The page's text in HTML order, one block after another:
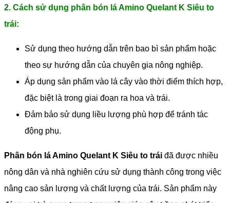
2. Cách sử dụng phân bón lá Amino Quelant K Siêu to
trái:
Sử dụng theo hướng dẫn trên bao bì sản phẩm hoặc
theo sự hướng dẫn của chuyên gia nông nghiệp.
Áp dụng sản phẩm vào lá cây vào thời điểm thích hợp,
đặc biệt là trong giai đoạn ra hoa và trái.
Đảm bảo sử dụng liều lượng phù hợp để tránh tác
động phụ.
Phân bón lá Amino Quelant K Siêu to trái đã được nhiều
nông dân và nhà nghiên cứu sử dụng thành công trong việc
nâng cao sản lượng và chất lượng của trái. Sản phẩm này